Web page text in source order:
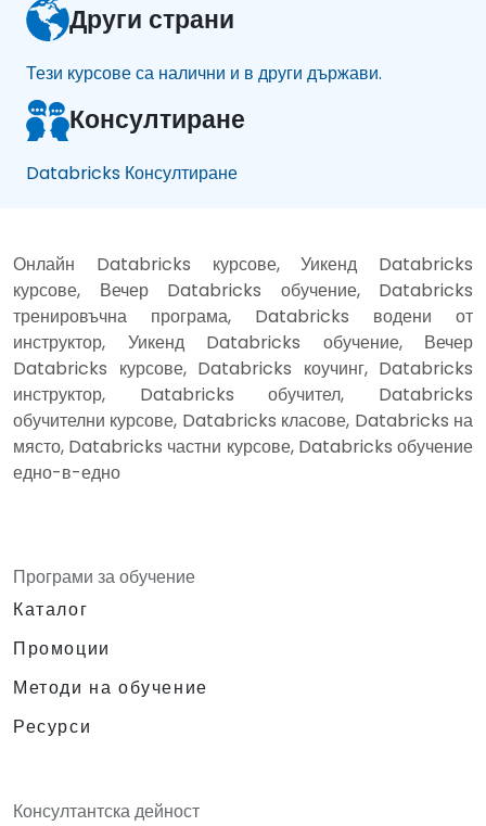
Други страни
Тези курсове са налични и в други държави.
Консултиране
Databricks Консултиране
Онлайн Databricks курсове, Уикенд Databricks
курсове, Вечер Databricks обучение, Databricks
тренировъчна програма, Databricks водени от
инструктор, Уикенд Databricks обучение, Вечер
Databricks курсове, Databricks коучинг, Databricks
инструктор, Databricks обучител, Databricks
обучителни курсове, Databricks класове, Databricks на
място, Databricks частни курсове, Databricks обучение
едно-в-едно
Програми за обучение
Каталог
Промоции
Методи на обучение
Ресурси
Консултантска дейност